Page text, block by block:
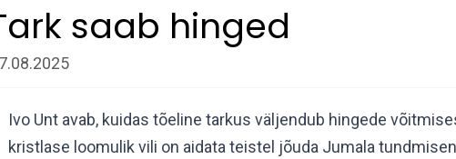
saab hinged
Ivo Unt avab, kuidas tõeline tarkus väljendub hingede
kristlase loomulik vili on aidata teistel jõuda Jumala